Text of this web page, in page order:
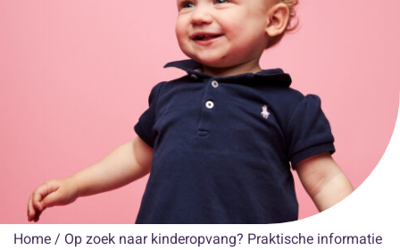
Home / Op zoek naar kinderopvang? Praktische informatie